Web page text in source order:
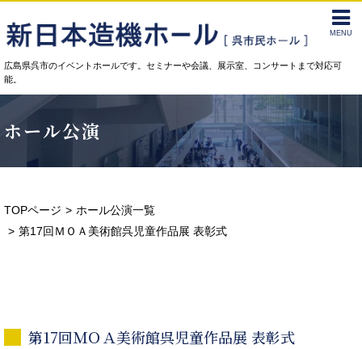
広島県呉市のイベントホールです。セミナーや会議、展示室、コンサートまで対応可
能。
ホール公演
TOPページ
ホール公演一覧
第17回ＭＯＡ美術館呉児童作品展 表彰式
第17回ＭＯＡ美術館呉児童作品展 表彰式
MENU